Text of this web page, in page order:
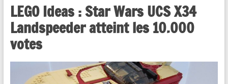
LEGO Ideas : Star Wars UCS X34
Landspeeder atteint les 10.000
votes